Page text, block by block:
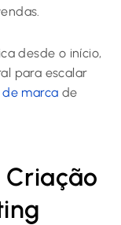
desde o início,
para escalar
marca de
Criação